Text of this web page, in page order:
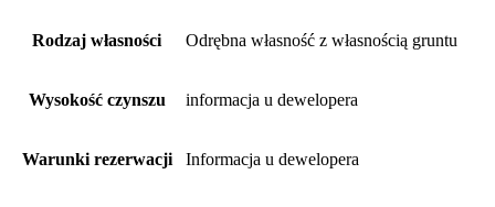
Rodzaj własności Odrębna własność z własnością gruntu
Wysokość czynszu informacja u dewelopera
Warunki rezerwacji Informacja u dewelopera